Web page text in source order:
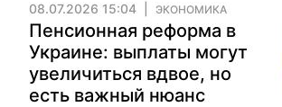
08.07.2026 15:04 ЭКОНОМИКА
Пенсионная реформа в
Украине: выплаты могут
увеличиться вдвое, но
есть важный нюанс